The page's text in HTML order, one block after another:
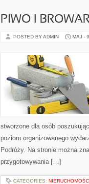
PIWO I
POSTED BY ADMIN MAJ -
stworzone dla osób
poziom organizowanego
Podróży. Na stronie można
przygotowywania […]
CATEGORIES: